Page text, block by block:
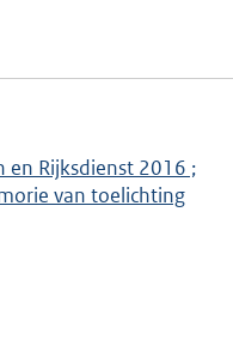
en Rijksdienst 2016 ;
van toelichting